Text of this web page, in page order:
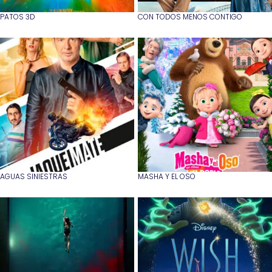
PATOS 3D CON TODOS MENOS CONTIGO
AGUAS SINIESTRAS MASHA Y EL OSO